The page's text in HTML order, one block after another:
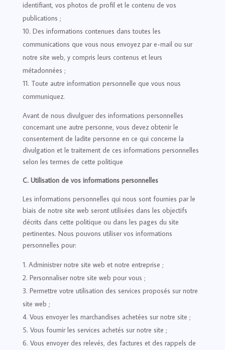
identifiant, vos photos de profil et le contenu de vos
publications ;
Des informations contenues dans toutes les
communications que vous nous envoyez par e-mail ou sur
notre site web, y compris leurs contenus et leurs
métadonnées ;
Toute autre information personnelle que vous nous
communiquez.
Avant de nous divulguer des informations personnelles
concernant une autre personne, vous devez obtenir le
consentement de ladite personne en ce qui concerne la
divulgation et le traitement de ces informations personnelles
selon les termes de cette politique
C. Utilisation de vos informations personnelles
Les informations personnelles qui nous sont fournies par le
biais de notre site web seront utilisées dans les objectifs
décrits dans cette politique ou dans les pages du site
pertinentes. Nous pouvons utiliser vos informations
personnelles pour:
Administrer notre site web et notre entreprise ;
Personnaliser notre site web pour vous ;
Permettre votre utilisation des services proposés sur notre
site web ;
Vous envoyer les marchandises achetées sur notre site ;
Vous fournir les services achetés sur notre site ;
Vous envoyer des relevés, des factures et des rappels de